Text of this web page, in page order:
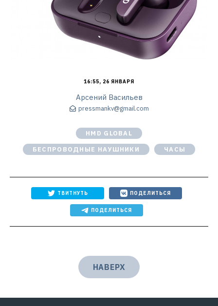
16:55, 26 ЯНВАРЯ
Арсений Васильев
pressmankv@gmail.com
HMD GLOBAL
БЕСПРОВОДНЫЕ НАУШНИКИ
ЧАСЫ
ТВИТНУТЬ ПОДЕЛИТЬСЯ
ПОДЕЛИТЬСЯ
НАВЕРХ